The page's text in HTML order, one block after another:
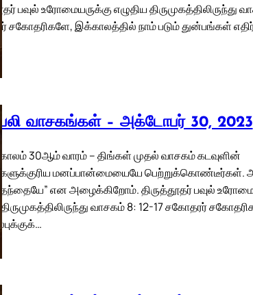
பவுல் உரோமையருக்கு எழுதிய திருமுகத்திலிருந்து
சகோதரிகளே, இக்காலத்தில் நாம் படும் துன்பங்கள்
வாசகங்கள் – அக்டோபர் 30, 2023
30ஆம் வாரம் – திங்கள் முதல் வாசகம் கடவுளின்
மனப்பான்மையையே பெற்றுக்கொண்டீர்கள்.
என அழைக்கிறோம். திருத்தூதர் பவுல்
வாசகம் 8: 12-17 சகோதரர்